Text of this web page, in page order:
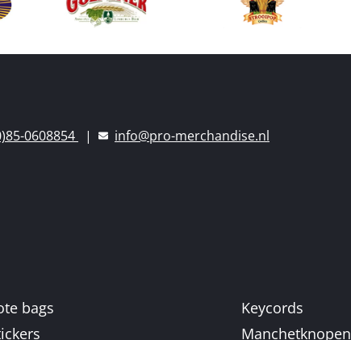
0608854 info@pro-merchandise.nl
bags
Keycords
Manchetknopen